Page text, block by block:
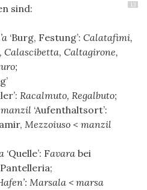
13
sind:
‘Burg, Festung’: Calatafimi,
Caltagirone,
Racalmuto, Regalbuto;
manzil ‘Aufenthaltsort’:
Mezzoiuso < manzil
‘Quelle’: Favara bei
Marsala < marsa